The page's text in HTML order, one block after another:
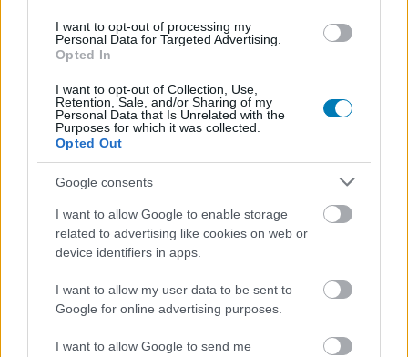
I want to opt-out of processing my
Personal Data for Targeted Advertising.
Opted In
I want to opt-out of Collection, Use,
Retention, Sale, and/or Sharing of my
Personal Data that Is Unrelated with the
Purposes for which it was collected.
Opted Out
Google consents
I want to allow Google to enable storage
related to advertising like cookies on web or
device identifiers in apps.
I want to allow my user data to be sent to
Google for online advertising purposes.
I want to allow Google to send me
Egy jedi, egy isten és Stephen King a garancia egy új
mozifilm sikerére
A Star Wars és a Marvel sztárjaival forgat az Álom doktor
rendezője.